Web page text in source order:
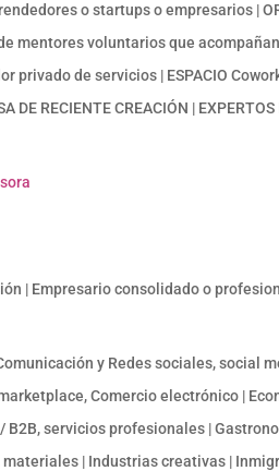
o startups o empresarios |
mentores voluntarios que
privado de servicios | ESPACIO
DE RECIENTE CREACIÓN | EXPERTOS
| Empresario consolidado o
y Redes sociales, social
Comercio electrónico |
B2B, servicios profesionales |
| Industrias creativas |